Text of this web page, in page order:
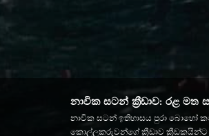
නාවික සටන් ක්‍රීඩාව: රළ
නාවික සටන් ඉතිහාසය පුරා බොහෝ
කොල්ලකරුවන්ගේ ක්‍රීඩාව ක්‍රීඩකයින්ට